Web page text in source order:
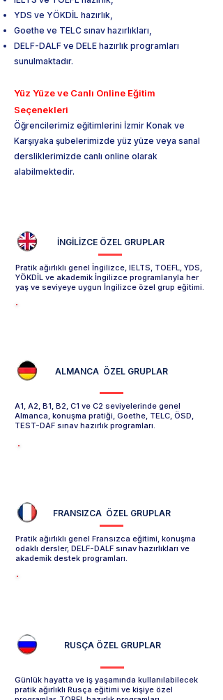
YDS ve YÖKDİL hazırlık,
Goethe ve TELC sınav hazırlıkları,
DELF-DALF ve DELE hazırlık programları
sunulmaktadır.
Yüz Yüze ve Canlı Online Eğitim
Seçenekleri
Öğrencilerimiz eğitimlerini İzmir Konak ve
Karşıyaka şubelerimizde yüz yüze veya sanal
dersliklerimizde canlı online olarak
alabilmektedir.
İNGİLİZCE ÖZEL GRUPLAR
Pratik ağırlıklı genel İngilizce, IELTS, TOEFL, YDS,
YÖKDİL ve akademik İngilizce programlarıyla her
yaş ve seviyeye uygun İngilizce özel grup eğitimi.
ALMANCA ÖZEL GRUPLAR
A1, A2, B1, B2, C1 ve C2 seviyelerinde genel
Almanca, konuşma pratiği, Goethe, TELC, ÖSD,
TEST-DAF sınav hazırlık programları.
FRANSIZCA ÖZEL GRUPLAR
Pratik ağırlıklı genel Fransızca eğitimi, konuşma
odaklı dersler, DELF-DALF sınav hazırlıkları ve
akademik destek programları.
RUSÇA ÖZEL GRUPLAR
Günlük hayatta ve iş yaşamında kullanılabilecek
pratik ağırlıklı Rusça eğitimi ve kişiye özel